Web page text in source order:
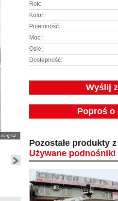
Rok:
Kolor:
Pojemność:
Moc:
Osie:
Dostępność:
Wyślij
Poproś o
Pozostałe produkty
Używane podnośniki